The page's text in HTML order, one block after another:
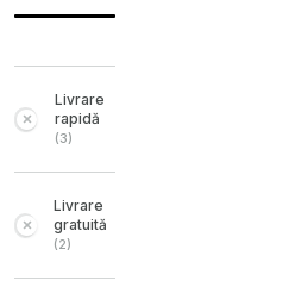
Livrare
rapidă
(3)
Livrare
gratuită
(2)